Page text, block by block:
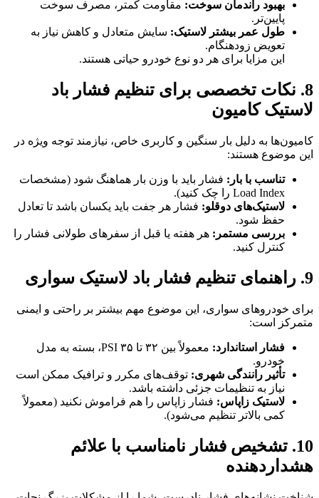
بهبود راندمان سوخت: مقاومت کمتر، مصرف سوخت
پایین‌تر.
طول عمر بیشتر لاستیک: سایش متعادل و کاهش نیاز به
تعویض زودهنگام.
این مزایا برای هر دو نوع خودرو حیاتی هستند.
8. نکات تخصصی برای تنظیم فشار باد
لاستیک کامیون
کامیون‌ها به دلیل بار سنگین و کاربری خاص، نیازمند توجه ویژه در
این موضوع هستند:
تناسب با بار: فشار باید با وزن بار هماهنگ شود (مشخصات
Load Index را چک کنید).
لاستیک‌های دوقلو: فشار هر جفت باید یکسان باشد تا تعادل
حفظ شود.
بررسی مستمر: هر هفته یا قبل از سفرهای طولانی فشار را
کنترل کنید.
9. راهنمای تنظیم فشار باد لاستیک سواری
برای خودروهای سواری، این موضوع مهم بیشتر بر راحتی و ایمنی
متمرکز است:
فشار استاندارد:
معمولاً بین ۳۲ تا ۳۵ PSI، بسته به مدل
خودرو.
تأثیر رانندگی شهری: توقف‌های مکرر و ترافیک ممکن است
نیاز به تنظیمات جزئی داشته باشد.
لاستیک زاپاس: فشار زاپاس را هم فراموش نکنید (معمولاً
کمی بالاتر تنظیم می‌شود).
10. تشخیص فشار نامناسب با علائم
هشداردهنده